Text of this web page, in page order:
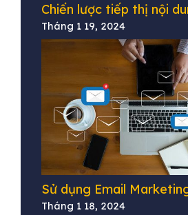
Chiến lược tiếp thị nội
Tháng 1 19, 2024
Sử dụng Email
Tháng 1 18, 2024